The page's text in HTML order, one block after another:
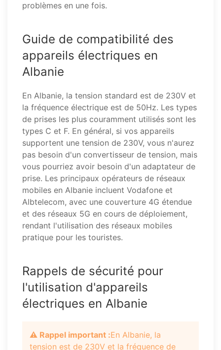
problèmes en une fois.
Guide de compatibilité des
appareils électriques en
Albanie
En Albanie, la tension standard est de 230V et
la fréquence électrique est de 50Hz. Les types
de prises les plus couramment utilisés sont les
types C et F. En général, si vos appareils
supportent une tension de 230V, vous n'aurez
pas besoin d'un convertisseur de tension, mais
vous pourriez avoir besoin d'un adaptateur de
prise. Les principaux opérateurs de réseaux
mobiles en Albanie incluent Vodafone et
Albtelecom, avec une couverture 4G étendue
et des réseaux 5G en cours de déploiement,
rendant l'utilisation des réseaux mobiles
pratique pour les touristes.
Rappels de sécurité pour
l'utilisation d'appareils
électriques en Albanie
⚠️ Rappel important :En Albanie, la
tension est de 230V et la fréquence de